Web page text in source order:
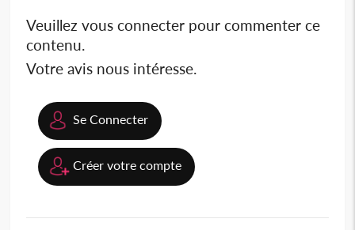
Veuillez vous connecter pour commenter ce
contenu.
Votre avis nous intéresse.
Se Connecter
Créer votre compte